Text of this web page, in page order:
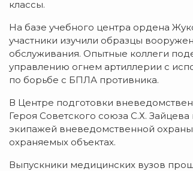
классы.
На базе учебного центра ордена
участники изучили образцы
обслуживания. Опытные коллеги
управлению огнем артиллерии с
по борьбе с БПЛА противника.
В Центре подготовки
Героя Советского союза С.Х.
экипажей вневедомственной охраны
охраняемых объектах.
Выпускники медицинских вузов